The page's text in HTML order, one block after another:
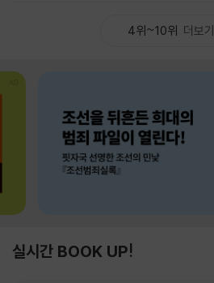
4위~10위 더보기
실시간 BOOK UP!